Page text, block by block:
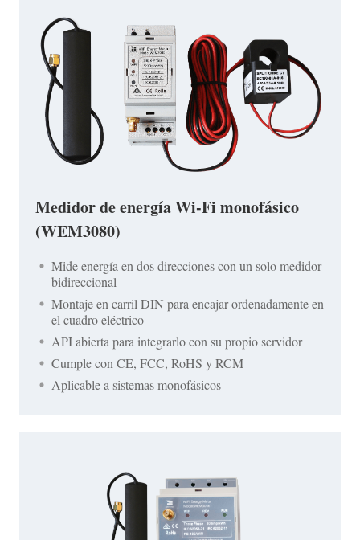
Medidor de energía Wi-Fi monofásico
(WEM3080)
Mide energía en dos direcciones con un solo medidor
bidireccional
Montaje en carril DIN para encajar ordenadamente en
el cuadro eléctrico
API abierta para integrarlo con su propio servidor
Cumple con CE, FCC, RoHS y RCM
Aplicable a sistemas monofásicos